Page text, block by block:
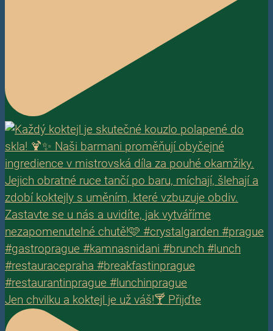
Jen chvilku a koktejl je už váš!🍸 Přijďte